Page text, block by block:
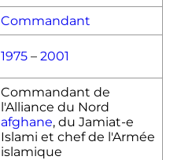
Commandant
1975 – 2001
Commandant de
l'Alliance du Nord
afghane, du Jamiat-e
Islami et chef de l'Armée
islamique